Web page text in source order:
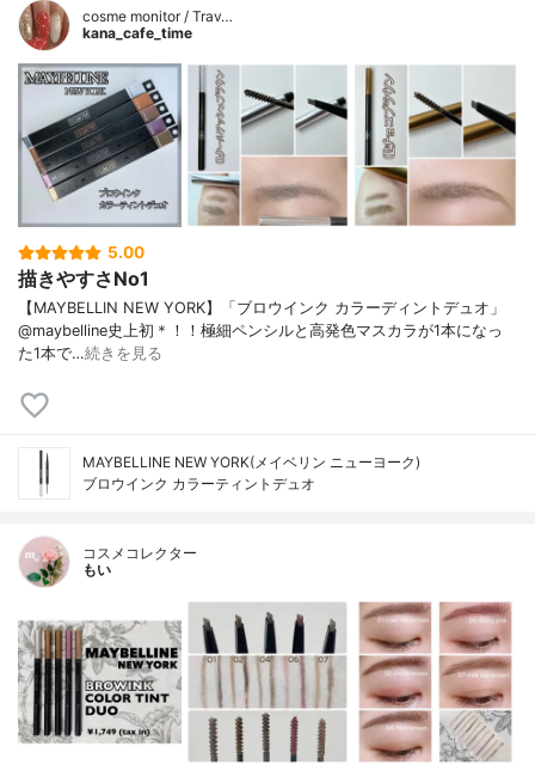
cosme monitor / Trav…
kana_cafe_time
5.00
描きやすさNo1
【MAYBELLIN NEW YORK】「ブロウインク カラーディントデュオ」
@maybelline史上初＊！！極細ペンシルと高発色マスカラが1本になっ
た1本で…続きを見る
MAYBELLINE NEW YORK(メイベリン ニューヨーク)
ブロウインク カラーティントデュオ
コスメコレクター
もい